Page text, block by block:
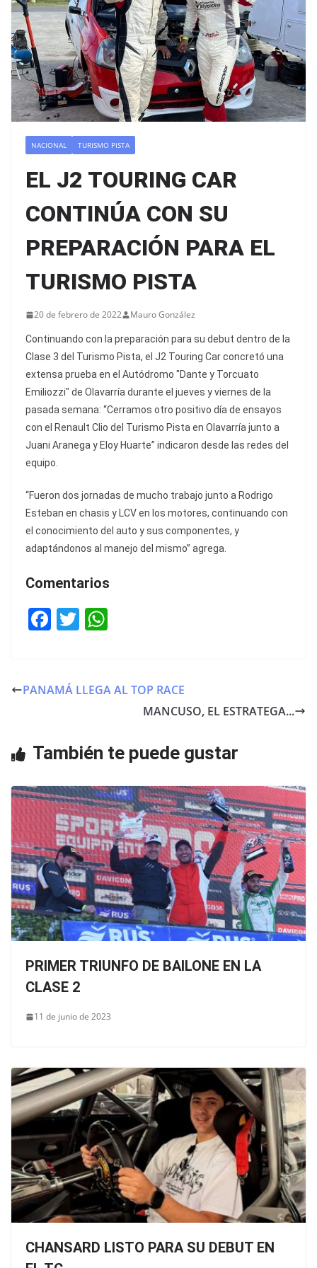
NACIONAL TURISMO PISTA
EL J2 TOURING CAR
CONTINÚA CON SU
PREPARACIÓN PARA EL
TURISMO PISTA
20 de febrero de 2022 Mauro González
Continuando con la preparación para su debut dentro de la
Clase 3 del Turismo Pista, el J2 Touring Car concretó una
extensa prueba en el Autódromo "Dante y Torcuato
Emiliozzi" de Olavarría durante el jueves y viernes de la
pasada semana: “Cerramos otro positivo día de ensayos
con el Renault Clio del Turismo Pista en Olavarría junto a
Juani Aranega y Eloy Huarte” indicaron desde las redes del
equipo.
“Fueron dos jornadas de mucho trabajo junto a Rodrigo
Esteban en chasis y LCV en los motores, continuando con
el conocimiento del auto y sus componentes, y
adaptándonos al manejo del mismo” agrega.
Comentarios
F
e
o
T
er s
p
PANAMÁ LLEGA AL TOP RACE
MANCUSO, EL ESTRATEGA...
También te puede gustar
PRIMER TRIUNFO DE BAILONE EN LA
CLASE 2
11 de junio de 2023
CHANSARD LISTO PARA SU DEBUT EN